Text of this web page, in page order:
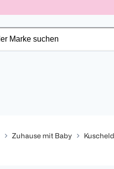
Zuhause mit Baby